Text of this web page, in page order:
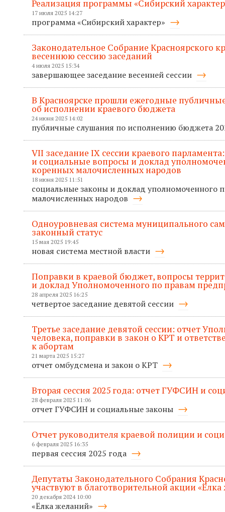
Реализация программы «Сибирский
17 июля 2025 14:27
программа «Сибирский характер»
Законодательное Собрание Красноярского
весеннюю сессию заседаний
4 июля 2025 15:34
завершающее заседание весенней сессии
В Красноярске прошли ежегодные
об исполнении краевого бюджета
24 июня 2025 14:02
публичные слушания по исполнению бюджета
VII заседание IХ сессии краевого
и социальные вопросы и доклад
коренных малочисленных народов
18 июня 2025 11:51
социальные законы и доклад уполномоченного
малочисленных народов
Одноуровневая система муниципального
законный статус
15 мая 2025 19:45
новая система местной власти
Поправки в краевой бюджет, вопросы
и доклад Уполномоченного по правам
28 апреля 2025 16:25
четвертое заседание девятой сессии
Третье заседание девятой сессии: отчет
человека, поправки в закон о КРТ и
к абортам
21 марта 2025 15:27
отчет омбудсмена и закон о КРТ
Вторая сессия 2025 года: отчет ГУФСИН и
28 февраля 2025 11:06
отчет ГУФСИН и социальные законы
Отчет руководителя краевой полиции и
6 февраля 2025 16:35
первая сессия 2025 года
Депутаты Законодательного Собрания
участвуют в благотворительной акции
20 декабря 2024 10:00
«Ёлка желаний»